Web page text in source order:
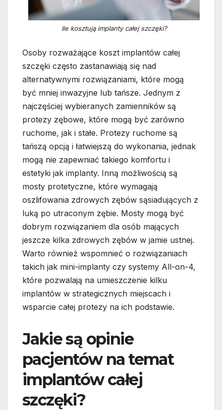
Ile kosztują implanty całej szczęki?
Osoby rozważające koszt implantów całej
szczęki często zastanawiają się nad
alternatywnymi rozwiązaniami, które mogą
być mniej inwazyjne lub tańsze. Jednym z
najczęściej wybieranych zamienników są
protezy zębowe, które mogą być zarówno
ruchome, jak i stałe. Protezy ruchome są
tańszą opcją i łatwiejszą do wykonania, jednak
mogą nie zapewniać takiego komfortu i
estetyki jak implanty. Inną możliwością są
mosty protetyczne, które wymagają
oszlifowania zdrowych zębów sąsiadujących z
luką po utraconym zębie. Mosty mogą być
dobrym rozwiązaniem dla osób mających
jeszcze kilka zdrowych zębów w jamie ustnej.
Warto również wspomnieć o rozwiązaniach
takich jak mini-implanty czy systemy All-on-4,
które pozwalają na umieszczenie kilku
implantów w strategicznych miejscach i
wsparcie całej protezy na ich podstawie.
Jakie są opinie
pacjentów na temat
implantów całej
szczęki?